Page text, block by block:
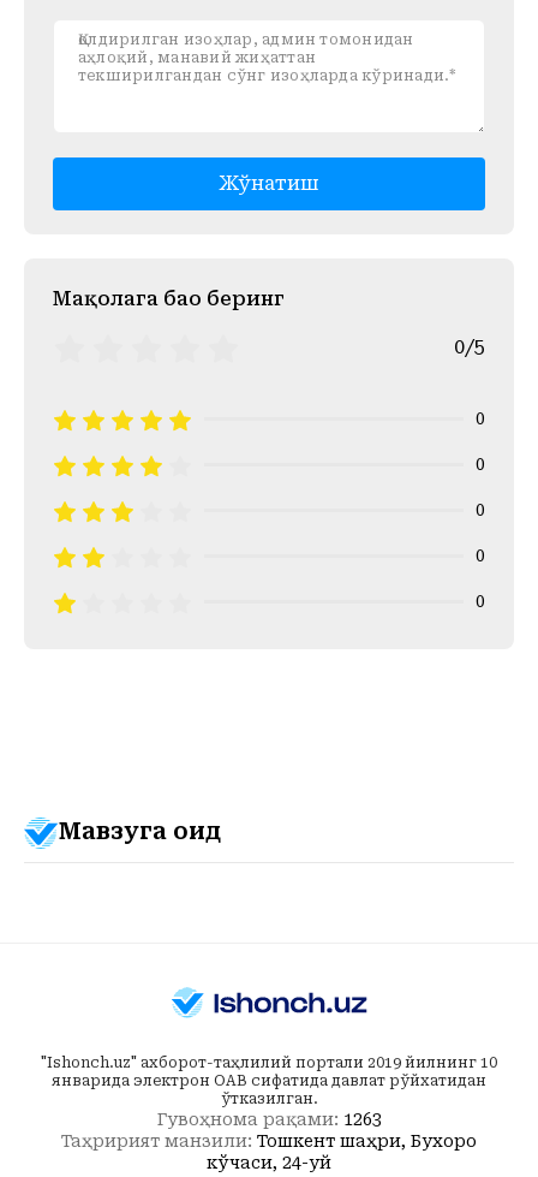
Жўнатиш
Mақолага баҳо беринг
0/5
0
0
0
0
0
Мавзуга оид
"Ishonch.uz" ахборот-таҳлилий портали 2019 йилнинг 10
январида электрон ОАВ сифатида давлат рўйхатидан
ўтказилган.
Гувоҳнома рақами: 1263
Таҳририят манзили: Тошкент шаҳри, Бухоро
кўчаси, 24-уй